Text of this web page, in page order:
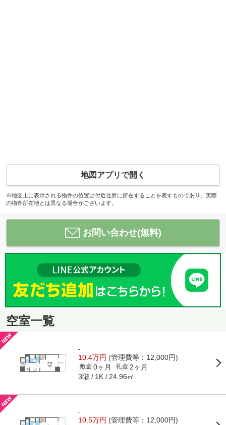
地図アプリで開く
※地図上に表示される物件の位置は付近住所に所在することを表すものであり、実際
の物件所在地とは異なる場合がございます。
お問い合わせ(無料)
空室一覧
-
10.4万円 (管理費等：12,000円)
敷金 0ヶ月 礼金 2ヶ月
3階 1K 24.96㎡
-
10.5万円 (管理費等：12,000円)